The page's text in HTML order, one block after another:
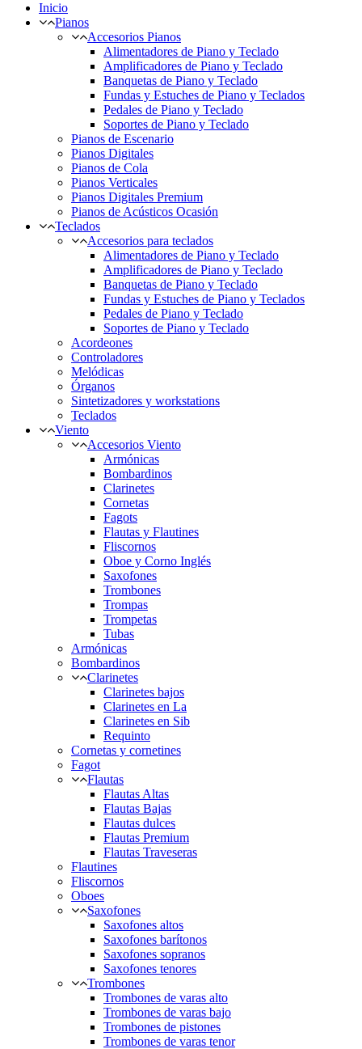
Inicio
Pianos
Accesorios Pianos
Alimentadores de Piano y Teclado
Amplificadores de Piano y Teclado
Banquetas de Piano y Teclado
Fundas y Estuches de Piano y Teclados
Pedales de Piano y Teclado
Soportes de Piano y Teclado
Pianos de Escenario
Pianos Digitales
Pianos de Cola
Pianos Verticales
Pianos Digitales Premium
Pianos de Acústicos Ocasión
Teclados
Accesorios para teclados
Alimentadores de Piano y Teclado
Amplificadores de Piano y Teclado
Banquetas de Piano y Teclado
Fundas y Estuches de Piano y Teclados
Pedales de Piano y Teclado
Soportes de Piano y Teclado
Acordeones
Controladores
Melódicas
Órganos
Sintetizadores y workstations
Teclados
Viento
Accesorios Viento
Armónicas
Bombardinos
Clarinetes
Cornetas
Fagots
Flautas y Flautines
Fliscornos
Oboe y Corno Inglés
Saxofones
Trombones
Trompas
Trompetas
Tubas
Armónicas
Bombardinos
Clarinetes
Clarinetes bajos
Clarinetes en La
Clarinetes en Sib
Requinto
Cornetas y cornetines
Fagot
Flautas
Flautas Altas
Flautas Bajas
Flautas dulces
Flautas Premium
Flautas Traveseras
Flautines
Fliscornos
Oboes
Saxofones
Saxofones altos
Saxofones barítonos
Saxofones sopranos
Saxofones tenores
Trombones
Trombones de varas alto
Trombones de varas bajo
Trombones de pistones
Trombones de varas tenor